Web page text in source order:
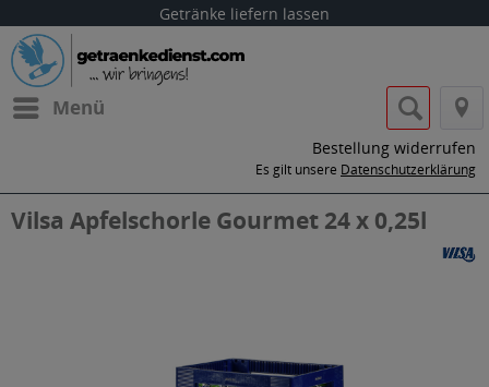
Getränke liefern lassen
Menü
Bestellung widerrufen
Es gilt unsere Datenschutzerklärung
Vilsa Apfelschorle Gourmet 24 x 0,25l